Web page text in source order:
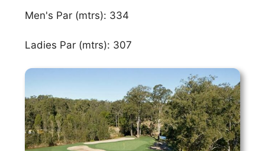
Men's Par (mtrs): 334
Ladies Par (mtrs): 307